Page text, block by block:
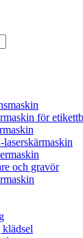
för
och gravör